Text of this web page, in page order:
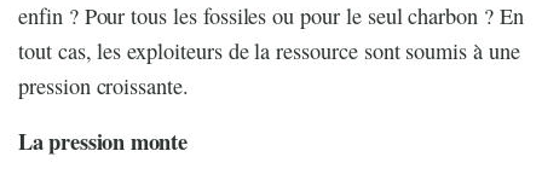
enfin ? Pour tous les fossiles ou pour le seul charbon ? En
tout cas, les exploiteurs de la ressource sont soumis à une
pression croissante.
La pression monte